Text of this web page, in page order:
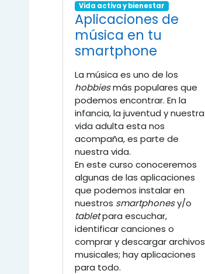
Vida activa y bienestar
Aplicaciones de
música en tu
smartphone
La música es uno de los
hobbiesmás populares que
podemos encontrar. En la
infancia, la juventud y nuestra
vida adulta esta nos
acompaña, es parte de
nuestra vida.
En este curso conoceremos
algunas de las aplicaciones
que podemos instalar en
nuestros smartphonesy/o
tabletpara escuchar,
identificar canciones o
comprar y descargar archivos
musicales; hay aplicaciones
para todo.